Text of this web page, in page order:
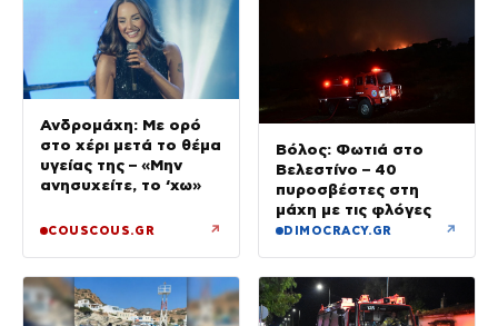
Ανδρομάχη: Με ορό
στο χέρι μετά το θέμα
υγείας της – «Μην
ανησυχείτε, το ‘χω»
COUSCOUS.GR ↗
Βόλος: Φωτιά στο
Βελεστίνο – 40
πυροσβέστες στη
μάχη με τις φλόγες
DIMOCRACY.GR ↗